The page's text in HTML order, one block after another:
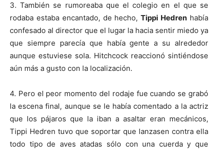
3. También se rumoreaba que el colegio en el que se
rodaba estaba encantado, de hecho,Tippi Hedren había
confesado al director que el lugar la hacia sentir miedo ya
que siempre parecía que había gente a su alrededor
aunque estuviese sola. Hitchcock reaccionó sintiéndose
aún más a gusto con la localización.
4. Pero el peor momento del rodaje fue cuando se grabó
la escena final, aunque se le había comentado a la actriz
que los pájaros que la iban a asaltar eran mecánicos,
Tippi Hedren tuvo que soportar que lanzasen contra ella
todo tipo de aves atadas sólo con una cuerda y que